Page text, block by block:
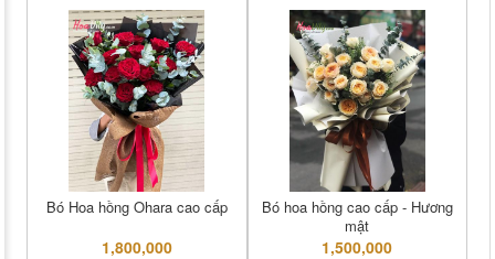
Bó Hoa hồng Ohara cao cấp
1,800,000
Bó hoa hồng cao cấp - Hương
mật
1,500,000